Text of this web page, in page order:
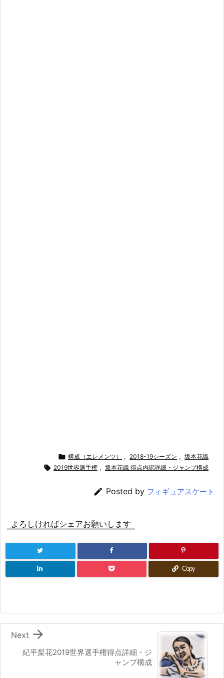
 構成（エレメンツ） , 2018-19シーズン , 坂本花織
 2019世界選手権 , 坂本花織 得点内訳詳細・ジャンプ構成
 Posted by フィギュアスケート
よろしければシェアお願いします
Copy
紀平梨花2019世界選手権得点詳細・ジ
ャンプ構成

Next